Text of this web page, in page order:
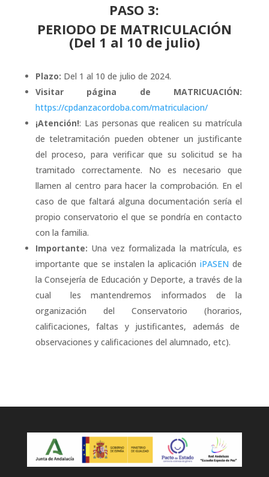
PASO 3:
PERIODO DE MATRICULACIÓN
(Del 1 al 10 de julio)
Plazo: Del 1 al 10 de julio de 2024.
Visitar página de MATRICUACIÓN:
https://cpdanzacordoba.com/matriculacion/
¡Atención!: Las personas que realicen su matrícula
de teletramitación pueden obtener un justificante
del proceso, para verificar que su solicitud se ha
tramitado correctamente. No es necesario que
llamen al centro para hacer la comprobación. En el
caso de que faltará alguna documentación sería el
propio conservatorio el que se pondría en contacto
con la familia.
Importante: Una vez formalizada la matrícula, es
importante que se instalenla aplicacióniPASEN de
la Consejería de Educación y Deporte, a través de la
cual les mantendremos informados de la
organización del Conservatorio (horarios,
calificaciones, faltas y justificantes, además de
observaciones y calificaciones del alumnado, etc).